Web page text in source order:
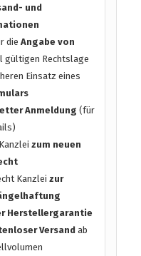
und
die Angabe von
gültigen Rechtslage
Einsatz eines
Anmeldung (für
zum neuen
Kanzleizur
Herstellergarantie
Versand ab